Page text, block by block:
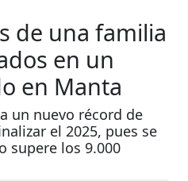
de una familia
en un
en Manta
un nuevo récord de
el 2025, pues se
supere los 9.000